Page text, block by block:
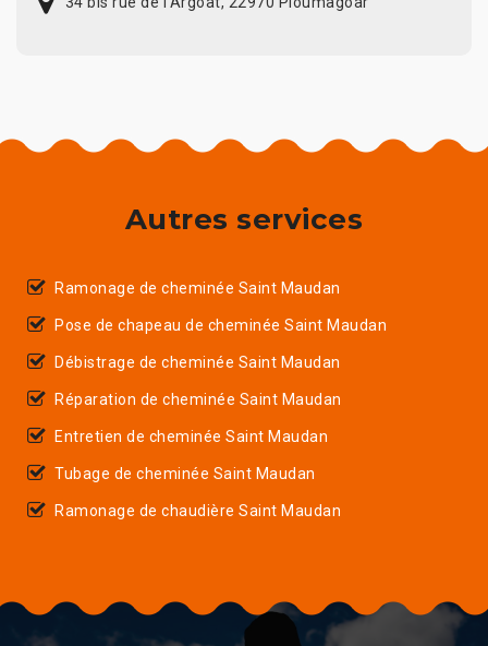
Autres services
Ramonage de cheminée Saint Maudan
Pose de chapeau de cheminée Saint Maudan
Débistrage de cheminée Saint Maudan
Réparation de cheminée Saint Maudan
Entretien de cheminée Saint Maudan
Tubage de cheminée Saint Maudan
Ramonage de chaudière Saint Maudan